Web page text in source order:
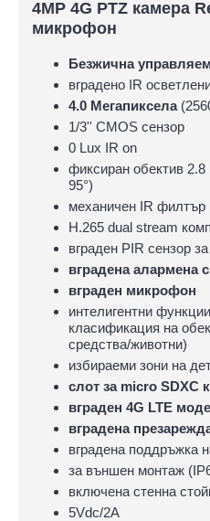
4MP 4G PTZ камера
микрофон
Безжична
вградено IR
4.0 Мегапиксела
1/3'' CMOS сензор
0 Lux IR on
фиксиран обектив
95°)
механичен IR филтър
H.265 dual stream
вграден PIR сензор
вградена алармена
вграден микрофон
интелигентни
класификация на
средства/животни)
избираеми зони на
слот за micro SDXC
вграден 4G LTE
вградена
вградена поддръжка
за външен монтаж
включена стенна
5Vdc/2А